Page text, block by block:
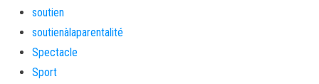
soutien
soutienàlaparentalité
Spectacle
Sport